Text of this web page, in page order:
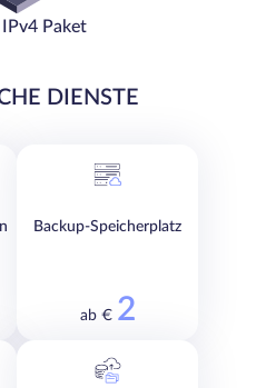
IPv4 Paket
DIENSTE
Backup-Speicherplatz
ab € 2